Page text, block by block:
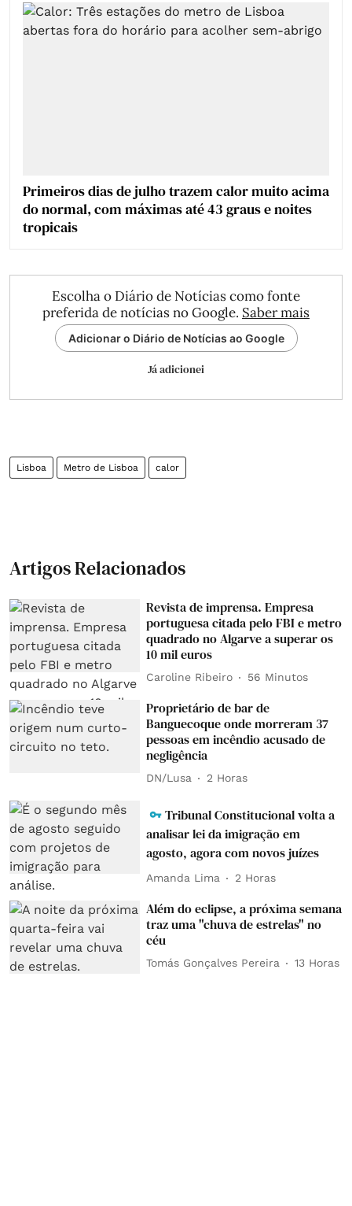
Primeiros dias de julho trazem calor muito acima
do normal, com máximas até 43 graus e noites
tropicais
Escolha o Diário de Notícias como fonte
preferida de notícias no Google. Saber mais
Adicionar o Diário de Notícias ao Google
Já adicionei
Lisboa Metro de Lisboa calor
Artigos Relacionados
Revista de imprensa. Empresa
portuguesa citada pelo FBI e metro
quadrado no Algarve a superar os
10 mil euros
Caroline Ribeiro 56 Minutos
Proprietário de bar de
Banguecoque onde morreram 37
pessoas em incêndio acusado de
negligência
DN/Lusa 2 Horas
Tribunal Constitucional volta a
analisar lei da imigração em
agosto, agora com novos juízes
Amanda Lima 2 Horas
Além do eclipse, a próxima semana
traz uma "chuva de estrelas" no
céu
Tomás Gonçalves Pereira 13 Horas